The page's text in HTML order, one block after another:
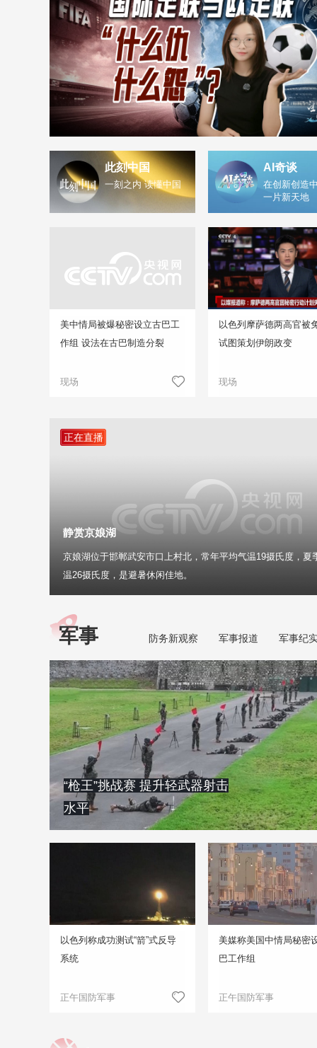
此刻中国
一刻之内 读懂中国
AI奇谈
在创新创造
一片新天地
美中情局被爆秘密设立古巴工
作组 设法在古巴制造分裂
现场
以色列摩萨德两高官被
试图策划伊朗政变
现场
正在直播
静赏京娘湖
京娘湖位于邯郸武安市口上村北，常年平均气温19摄氏度，夏
温26摄氏度，是避暑休闲佳地。
军事 防务新观察 军事报道 军事纪
“枪王”挑战赛 提升轻武器射击
水平
以色列称成功测试“箭”式反导
系统
正午国防军事
美媒称美国中情局秘密
巴工作组
正午国防军事